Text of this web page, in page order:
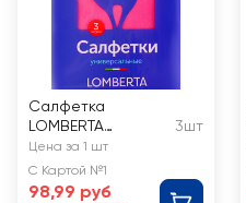
Салфетка
LOMBERTA
вискозная, Арт.
720195
3шт
Цена за 1 шт
С Картой №1
98,99 руб